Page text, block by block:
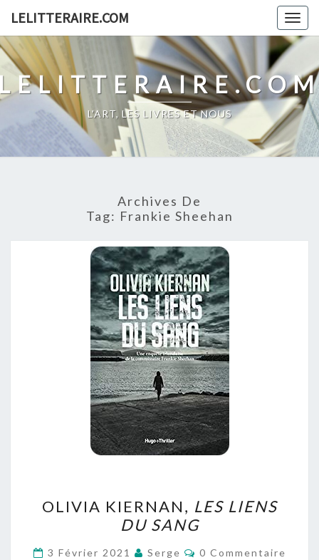
content
LELITTERAIRE.COM
L'ART, LES LIVRES ET NOUS
Archives De
Tag: Frankie Sheehan
KIERNAN,
LES
LIENS
OLIVIA KIERNAN, LES LIENS
DU SANG
3 Février 2021 Serge Commentaires
0 Commentaire